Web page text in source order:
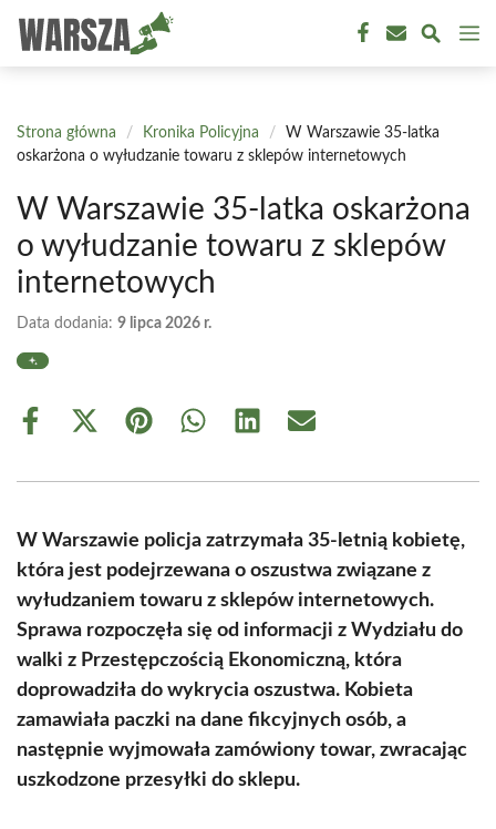
treści
Strona główna / Kronika Policyjna /
W Warszawie 35-latka
oskarżona o wyłudzanie towaru z sklepów internetowych
W Warszawie 35-latka oskarżona
o wyłudzanie towaru z sklepów
internetowych
Data dodania: 9 lipca 2026 r.
Share
Share
(Twitter)
Share Share Share Share
W Warszawie policja zatrzymała 35-letnią kobietę,
która jest podejrzewana o oszustwa związane z
wyłudzaniem towaru z sklepów internetowych.
Sprawa rozpoczęła się od informacji z Wydziału do
walki z Przestępczością Ekonomiczną, która
doprowadziła do wykrycia oszustwa. Kobieta
zamawiała paczki na dane fikcyjnych osób, a
następnie wyjmowała zamówiony towar, zwracając
uszkodzone przesyłki do sklepu.